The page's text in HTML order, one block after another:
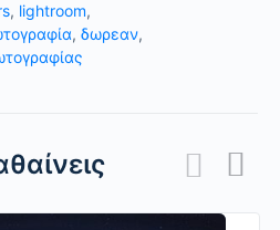
, lightroom,
, δωρεαν,